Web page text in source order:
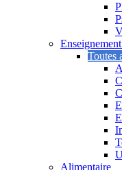
Toutes
Alimentaire